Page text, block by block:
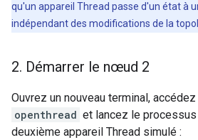
qu'un appareil Thread passe d'un état à
indépendant des modifications de la
2. Démarrer le nœud 2
Ouvrez un nouveau terminal,
openthread et lancez le
deuxième appareil Thread simulé :